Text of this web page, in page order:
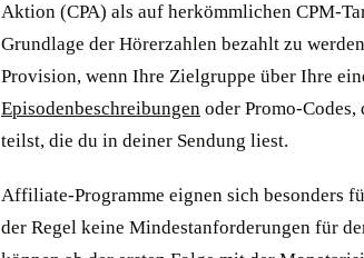
Aktion (CPA) als auf herkömmlichen CPM-
Grundlage der Hörerzahlen bezahlt zu
Provision, wenn Ihre Zielgruppe über Ihre
Episodenbeschreibungen oder Promo-
teilst, die du in deiner Sendung liest.
Affiliate-Programme eignen sich besonders
der Regel keine Mindestanforderungen für